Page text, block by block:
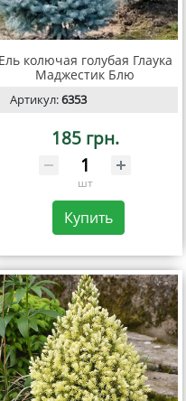
Ель колючая голубая Глаука
Маджестик Блю
Артикул:6353
185 грн.
шт
Купить